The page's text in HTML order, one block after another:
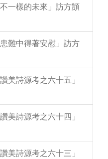
一樣的未來」訪方顗
難中得著安慰」訪方
美詩源考之六十五」
美詩源考之六十四」
美詩源考之六十三」